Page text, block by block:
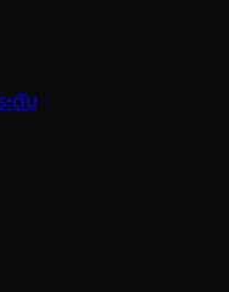
ะดับ